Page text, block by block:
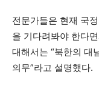
전문가들은 현재 국
을 기다려봐야 한다
대해서는 “북한의 대
의무”라고 설명했다.